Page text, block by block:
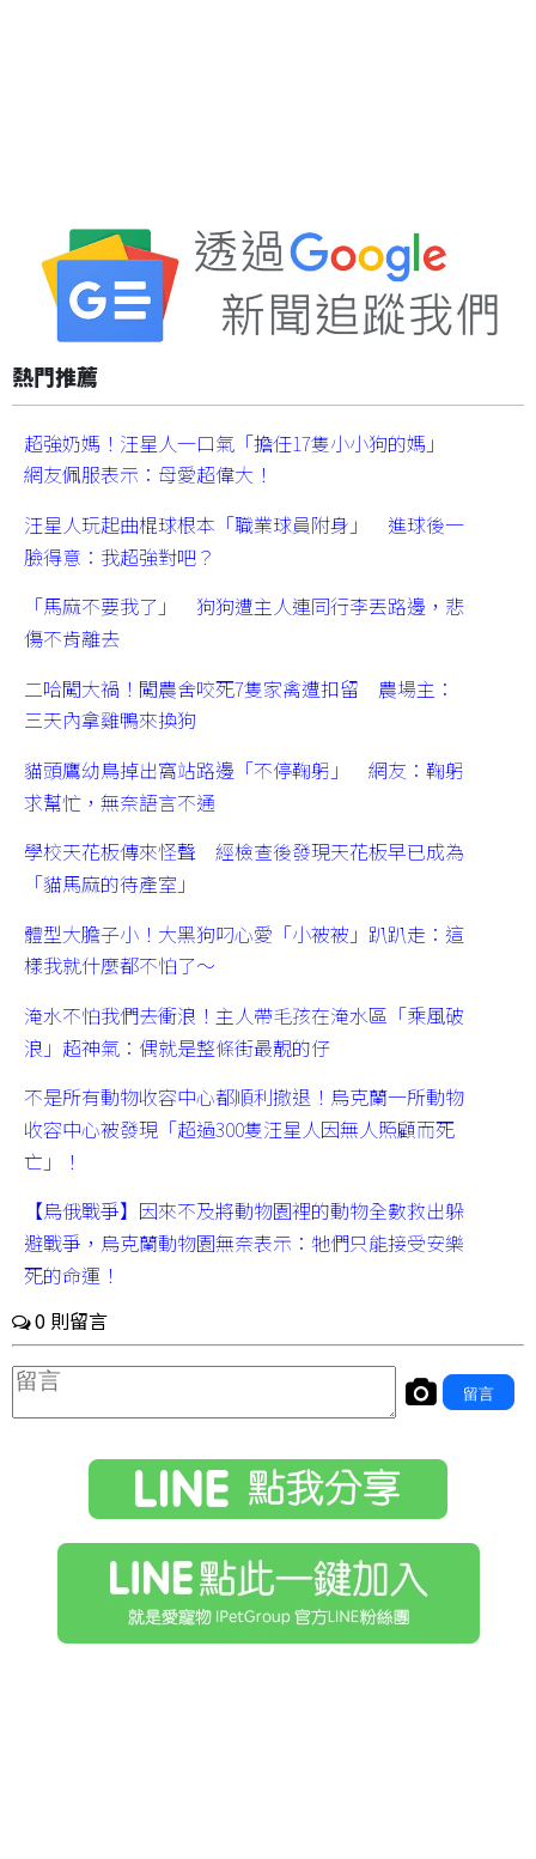
熱門推薦
超強奶媽！汪星人一口氣「擔任17隻小小狗的媽」
網友佩服表示：母愛超偉大！
汪星人玩起曲棍球根本「職業球員附身」 進球後一
臉得意：我超強對吧？
「馬麻不要我了」 狗狗遭主人連同行李丟路邊，悲
傷不肯離去
二哈闖大禍！闖農舍咬死7隻家禽遭扣留 農場主：
三天內拿雞鴨來換狗
貓頭鷹幼鳥掉出窩站路邊「不停鞠躬」 網友：鞠躬
求幫忙，無奈語言不通
學校天花板傳來怪聲 經檢查後發現天花板早已成為
「貓馬麻的待產室」
體型大膽子小！大黑狗叼心愛「小被被」趴趴走：這
樣我就什麼都不怕了～
淹水不怕我們去衝浪！主人帶毛孩在淹水區「乘風破
浪」超神氣：偶就是整條街最靚的仔
不是所有動物收容中心都順利撤退！烏克蘭一所動物
收容中心被發現「超過300隻汪星人因無人照顧而死
亡」！
【烏俄戰爭】因來不及將動物園裡的動物全數救出躲
避戰爭，烏克蘭動物園無奈表示：牠們只能接受安樂
死的命運！